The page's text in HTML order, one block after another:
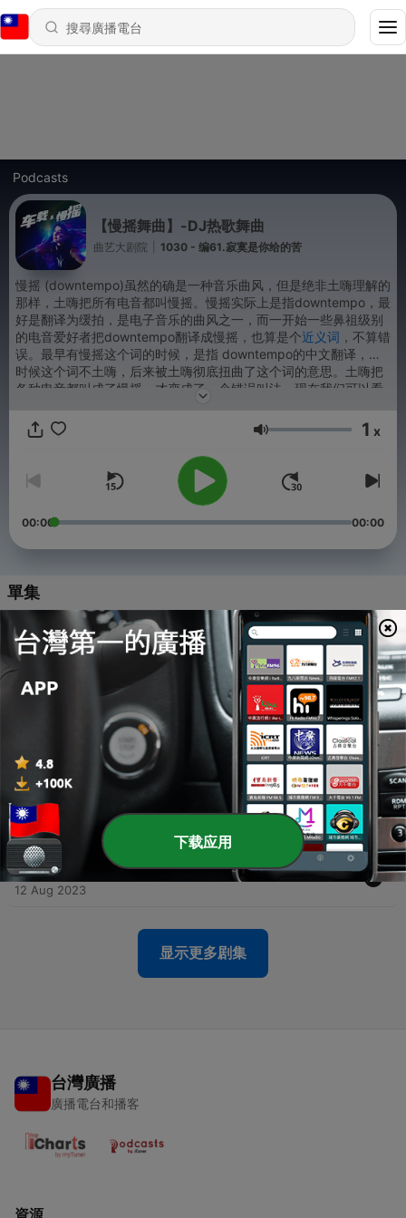
Podcasts
【慢摇舞曲】-DJ热歌舞曲
曲艺大剧院 1030 - 编61.寂寞是你给的苦
慢摇 (downtempo)虽然的确是一种音乐曲风，但是绝非土嗨理解的
那样，土嗨把所有电音都叫慢摇。慢摇实际上是指downtempo，最
好是翻译为缓拍，是电子音乐的曲风之一，而一开始一些鼻祖级别
的电音爱好者把downtempo翻译成慢摇，也算是个近义词 ，不算错
误。最早有慢摇这个词的时候，是指 downtempo的中文翻译，那
时候这个词不土嗨，后来被土嗨彻底扭曲了这个词的意思。土嗨把
各种电音都叫成了慢摇，才变成了一个错误叫法。现在我们可以看
任何电音都叫成慢摇了(因为他们都是听土嗨音乐的，所以大多时候
是把土嗨音乐错误叫成慢摇)。但慢摇仅仅只是downtempo的中文
翻译，是一种很接近chill-out的电子音乐的曲风分支。而之所以说
慢摇是错误叫法，是因为土嗨现在已经把所有电音，无规则地全部
都错误叫成慢摇了，无一正确理解慢摇的真正意思。其实
downtempo不过是一个非常冷门的曲风，所以土嗨们把任何电音都
错误叫成了慢摇，也没有出现什么人来纠正他们。
音量 1 x
00:00 00:00
單集
1030 - 编61.寂寞是你给的苦
12 Aug 2023
1029 - 编32.凌晨诱惑
1028 编9.新上海滩
12 Aug 2023
1026 - 编2.漂亮的姑娘嫁人啦
12 Aug 2023
1025 - 酒吧蓝调-编编254
12 Aug 2023
显示更多剧集
台灣廣播
廣播電台和播客
下载应用